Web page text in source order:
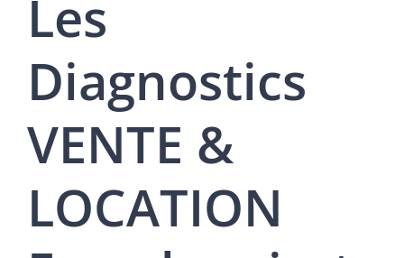
Les
Diagnostics
VENTE &
LOCATION